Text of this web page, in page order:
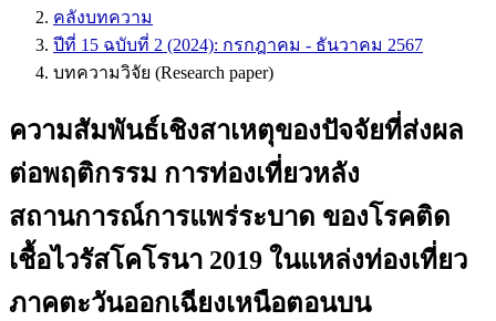
คลังบทความ
ปีที่ 15 ฉบับที่ 2 (2024): กรกฎาคม - ธันวาคม 2567
บทความวิจัย (Research paper)
ความสัมพันธ์เชิงสาเหตุของปัจจัยที่ส่งผล
ต่อพฤติกรรม การท่องเที่ยวหลัง
สถานการณ์การแพร่ระบาด ของโรคติด
เชื้อไวรัสโคโรนา 2019 ในแหล่งท่องเที่ยว
ภาคตะวันออกเฉียงเหนือตอนบน